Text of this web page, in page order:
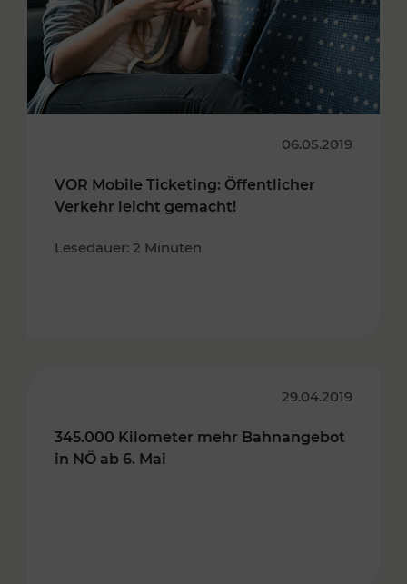
06.05.2019
VOR Mobile Ticketing: Öffentlicher
Verkehr leicht gemacht!
Lesedauer: 2 Minuten
29.04.2019
345.000 Kilometer mehr Bahnangebot
in NÖ ab 6. Mai